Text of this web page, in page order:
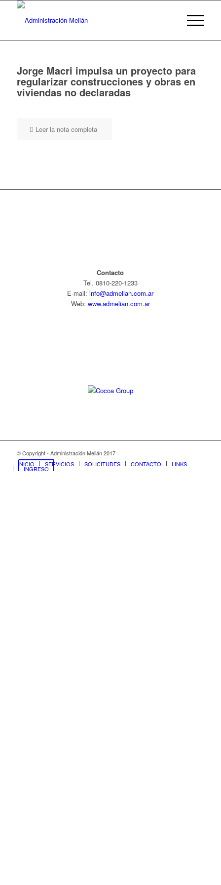
Jorge Macri impulsa un proyecto para
regularizar construcciones y obras en
viviendas no declaradas
Leer la nota completa
Contacto
Tel. 0810-220-1233
E-mail:info@admelian.com.ar
Web: www.admelian.com.ar
© Copyright - Administración Melián 2017
INICIO
SERVICIOS SOLICITUDES CONTACTO LINKS
INGRESO